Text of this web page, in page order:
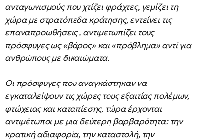
ανταγωνισμούς που χτίζει φράχτες, γεμίζει τη
χώρα με στρατόπεδα κράτησης, εντείνει τις
επαναπροωθήσεις , αντιμετωπίζει τους
πρόσφυγες ως «βάρος» και «πρόβλημα» αντί για
ανθρώπους με δικαιώματα.
Οι πρόσφυγες που αναγκάστηκαν να
εγκαταλείψουν τις χώρες τους εξαιτίας πολέμων,
φτώχειας και καταπίεσης, τώρα έρχονται
αντιμέτωποι με μια δεύτερη βαρβαρότητα: την
κρατική αδιαφορία, την καταστολή, την